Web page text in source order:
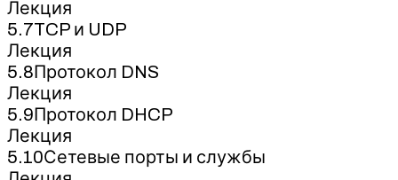
Лекция
5.7TCP и UDP
Лекция
5.8Протокол DNS
Лекция
5.9Протокол DHCP
Лекция
5.10Сетевые порты и службы